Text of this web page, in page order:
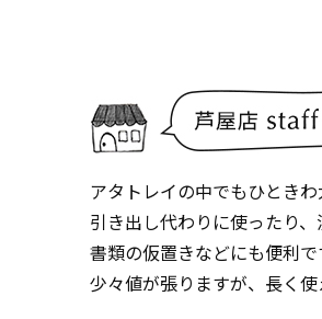
アタトレイの中でもひとき
引き出し代わりに使ったり
書類の仮置きなどにも便利で
少々値が張りますが、長く